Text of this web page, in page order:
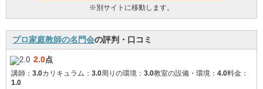
※別サイトに移動します。
プロ家庭教師の名門会の評判・口コミ
2.0点
講師： 3.0カリキュラム： 3.0周りの環境： 3.0教室の設備・環境： 4.0料金：
1.0